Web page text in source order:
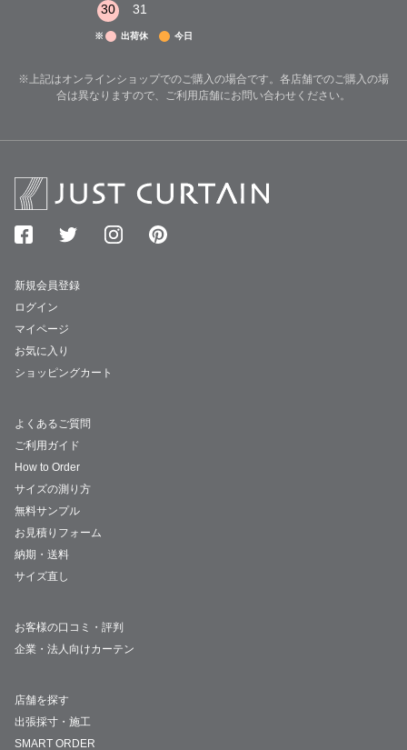
30
31
※ 出荷休 今日
※上記はオンラインショップでのご購入の場合です。各店舗でのご購入の場
合は異なりますので、ご利用店舗にお問い合わせください。
新規会員登録
ログイン
マイページ
お気に入り
ショッピングカート
よくあるご質問
ご利用ガイド
How to Order
サイズの測り方
無料サンプル
お見積りフォーム
納期・送料
サイズ直し
お客様の口コミ・評判
企業・法人向けカーテン
店舗を探す
出張採寸・施工
SMART ORDER